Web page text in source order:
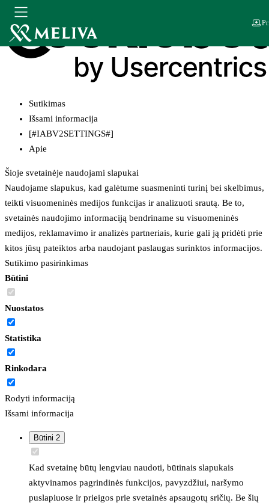
Sutikimas
Išsami informacija
[#IABV2SETTINGS#]
Apie
Šioje svetainėje naudojami slapukai
Naudojame slapukus, kad galėtume suasmeninti turinį bei skelbimus,
teikti visuomeninės medijos funkcijas ir analizuoti srautą. Be to,
svetainės naudojimo informaciją bendriname su visuomeninės
medijos, reklamavimo ir analizės partneriais, kurie gali ją pridėti prie
kitos jūsų pateiktos arba naudojant paslaugas surinktos informacijos.
Sutikimo pasirinkimas
Būtini
Nuostatos
Statistika
Rinkodara
Rodyti informaciją
Išsami informacija
Būtini 2
Kad svetainę būtų lengviau naudoti, būtinais slapukais
aktyvinamos pagrindinės funkcijos, pavyzdžiui, naršymo
puslapiuose ir prieigos prie svetainės apsaugotų sričių. Be šių